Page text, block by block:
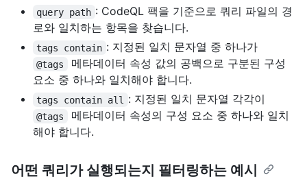
query path : CodeQL 팩을 기준으로 쿼리 파일의 경
로와 일치하는 항목을 찾습니다.
tags contain : 지정된 일치 문자열 중 하나가
@tags
메타데이터 속성 값의 공백으로 구분된 구성
요소 중 하나와 일치해야 합니다.
tags contain all : 지정된 일치 문자열 각각이
@tags
메타데이터 속성의 구성 요소 중 하나와 일치
해야 합니다.
어떤 쿼리가 실행되는지 필터링하는 예시